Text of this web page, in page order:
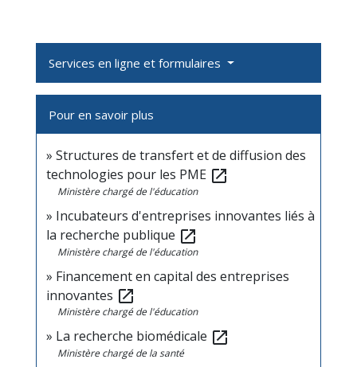
Services en ligne et formulaires
Pour en savoir plus
Structures de transfert et de diffusion des
technologies pour les PME open_in_new
Ministère chargé de l'éducation
Incubateurs d'entreprises innovantes liés à
la recherche publique open_in_new
Ministère chargé de l'éducation
Financement en capital des entreprises
innovantes open_in_new
Ministère chargé de l'éducation
La recherche biomédicale open_in_new
Ministère chargé de la santé